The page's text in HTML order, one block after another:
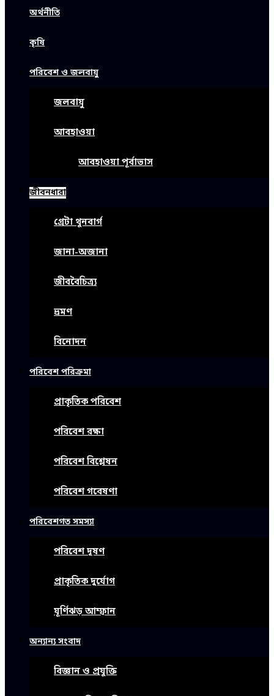
অর্থনীতি
কৃষি
পরিবেশ ও জলবায়ু
জলবায়ু
আবহাওয়া
আবহাওয়া পূর্বাভাস
জীবনধারা
গ্রেটা থুনবার্গ
জানা-অজানা
জীববৈচিত্র্য
ভ্রমণ
বিনোদন
পরিবেশ পরিক্রমা
প্রাকৃতিক পরিবেশ
পরিবেশ রক্ষা
পরিবেশ বিশ্লেষন
পরিবেশ গবেষণা
পরিবেশগত সমস্যা
পরিবেশ দূষণ
প্রাকৃতিক দুর্যোগ
ঘূর্ণিঝড় আম্ফান
অন্যান্য সংবাদ
বিজ্ঞান ও প্রযুক্তি